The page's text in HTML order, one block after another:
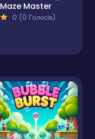
Maze Master
0 (0 Голосів)